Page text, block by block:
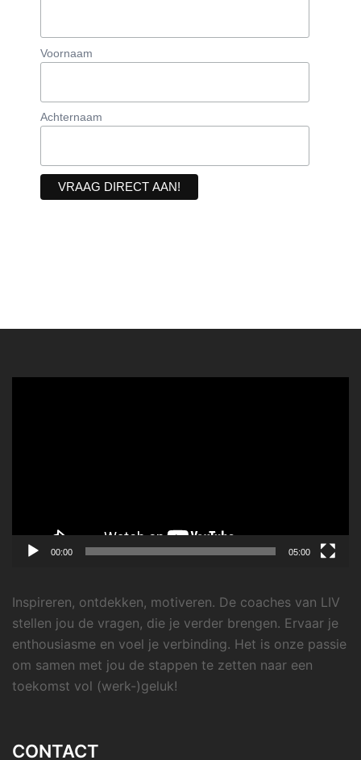
Voornaam
Achternaam
00:00 05:00
Inspireren, ontdekken, motiveren. De coaches van LIV
stellen jou de vragen, die je verder brengen. Ervaar je
enthousiasme en voel je verbinding. Het is onze passie
om samen met jou de stappen te zetten naar een
toekomst vol (werk-)geluk!
CONTACT